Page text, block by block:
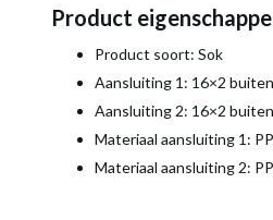
Product
Product soort: Sok
Aansluiting 1: 16×2
Aansluiting 2: 16×2
Materiaal aansluiting 1:
Materiaal aansluiting 2: